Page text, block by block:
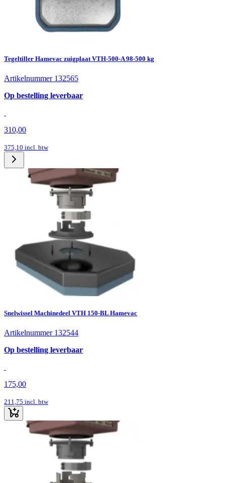
Tegeltiller Hamevac zuigplaat VTH-500-A 98-500 kg
Artikelnummer 132565
Op bestelling leverbaar
310,00
375,10 incl. btw
Snelwissel Machinedeel VTH 150-BL Hamevac
Artikelnummer 132544
Op bestelling leverbaar
175,00
211,75 incl. btw